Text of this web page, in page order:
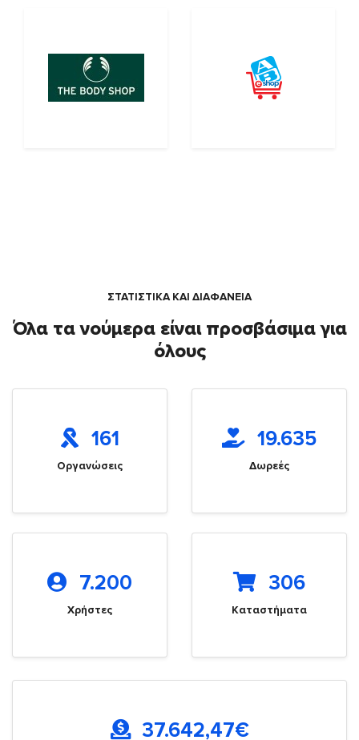
ΣΤΑΤΙΣΤΙΚΑ ΚΑΙ ΔΙΑΦΑΝΕΙΑ
Όλα τα νούμερα είναι προσβάσιμα για
όλους
161
Οργανώσεις
19.635
Δωρεές
7.200
Χρήστες
306
Καταστήματα
37.642,47€